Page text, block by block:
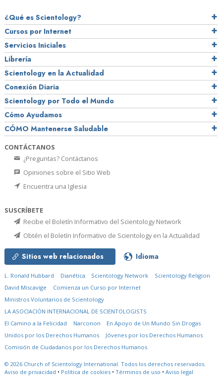
¿Qué es Scientology?
Cursos por Internet
Servicios Iniciales
Librería
Scientology en la Actualidad
Conexión Diaria
Scientology por Todo el Mundo
Cómo Ayudamos
CÓMO Mantenerse Saludable
CONTÁCTANOS
¿Preguntas? Contáctanos
Opiniones sobre el Sitio Web
Encuentra una Iglesia
SUSCRÍBETE
Recibe el Boletín Informativo del Scientology Network
Obtén el Boletín Informativo de Scientology en la Actualidad
Sitios web relacionados Idioma
L. Ronald Hubbard Dianética Scientology Network
Scientology Religion
David Miscavige
Comienza un Curso por Internet
Ministros Voluntarios de Scientology
LA ASOCIACIÓN INTERNACIONAL DE SCIENTOLOGISTS
El Camino a la Felicidad
Narconon
En Apoyo de Un Mundo Sin Drogas
Unidos por los Derechos Humanos
Jóvenes por los Derechos Humanos
Comisión de Ciudadanos por los Derechos Humanos
© 2026 Church of Scientology International. Todos los derechos reservados.
Aviso de privacidad • Política de cookies • Términos de uso • Aviso legal